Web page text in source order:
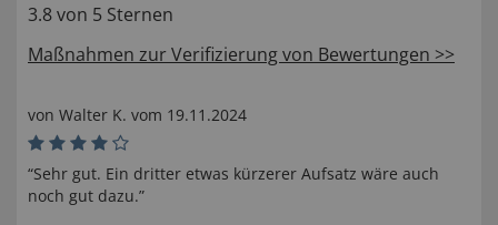
3.8 von 5 Sternen
Maßnahmen zur Verifizierung von Bewertungen >>
von Walter K. vom 19.11.2024
“Sehr gut. Ein dritter etwas kürzerer Aufsatz wäre auch
noch gut dazu.”